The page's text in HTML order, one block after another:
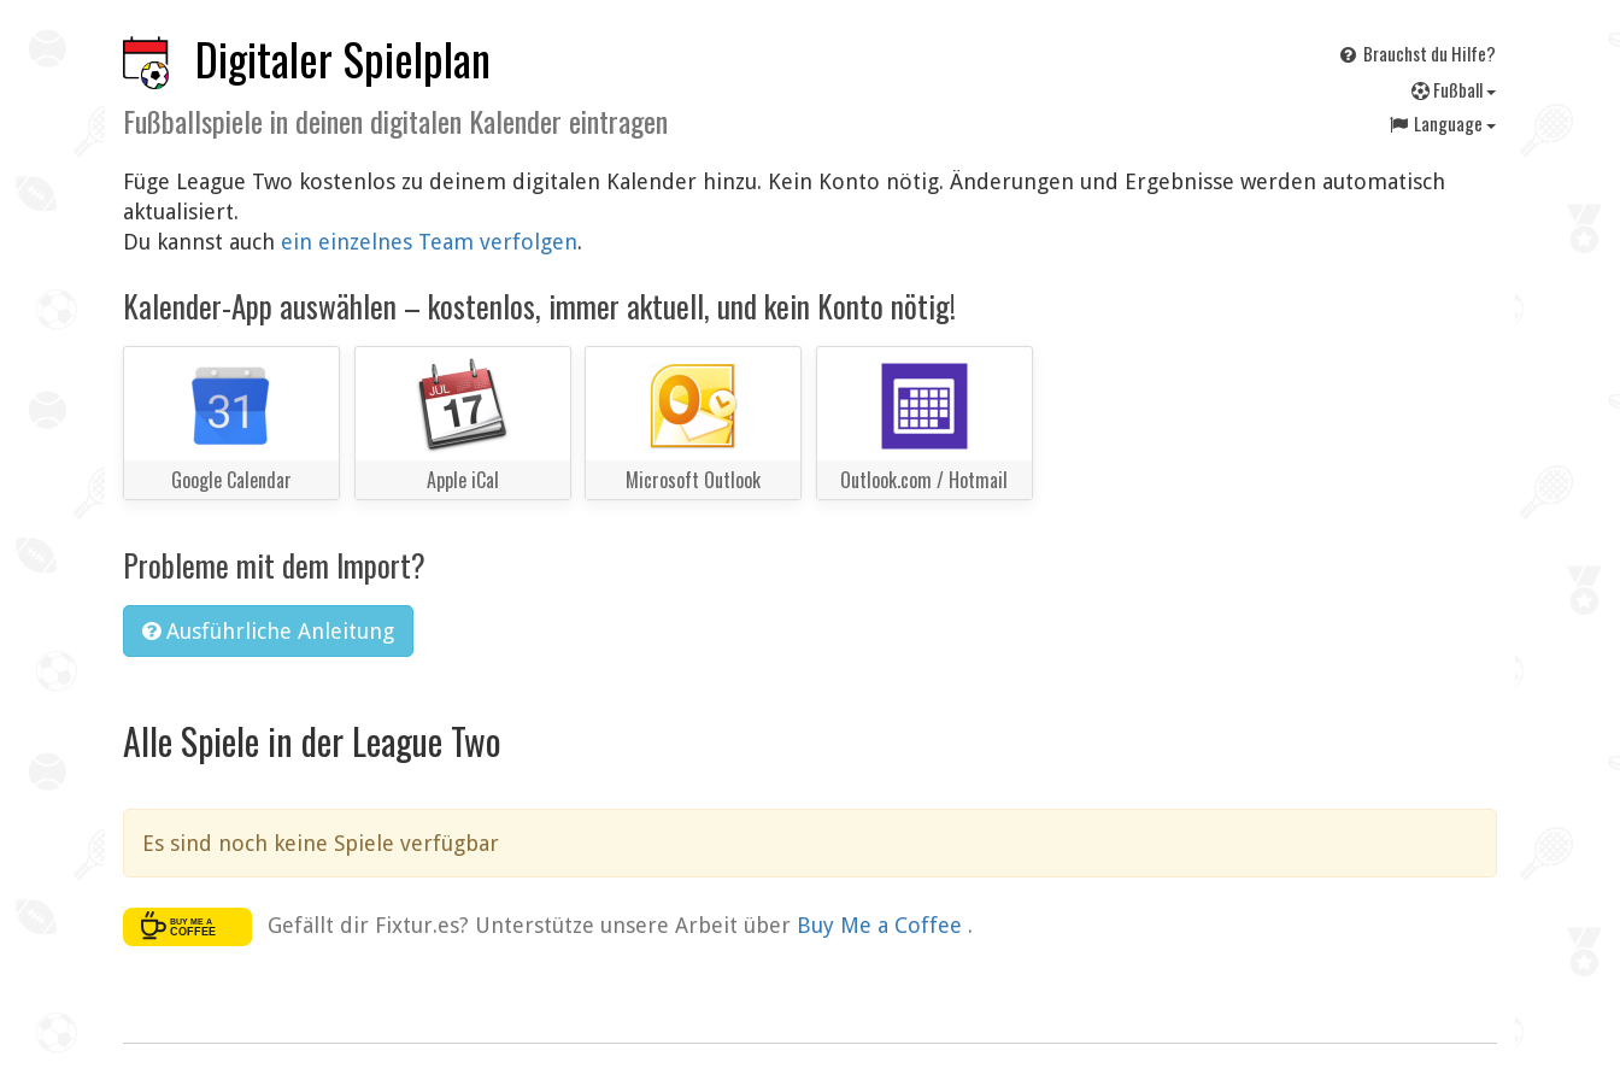
Digitaler Spielplan
Fußballspiele in deinen digitalen Kalender eintragen
Brauchst du Hilfe?
Fußball
Language
Füge League Two kostenlos zu deinem digitalen Kalender hinzu. Kein Konto nötig. Änderungen und Ergebnisse werden automatisch
aktualisiert.
Du kannst auch ein einzelnes Team verfolgen.
Kalender-App auswählen – kostenlos, immer aktuell, und kein Konto nötig!
Google Calendar Apple iCal Microsoft Outlook Outlook.com / Hotmail
Probleme mit dem Import?
Ausführliche Anleitung
Alle Spiele in der League Two
Es sind noch keine Spiele verfügbar
Gefällt dir Fixtur.es? Unterstütze unsere Arbeit über Buy Me a Coffee .